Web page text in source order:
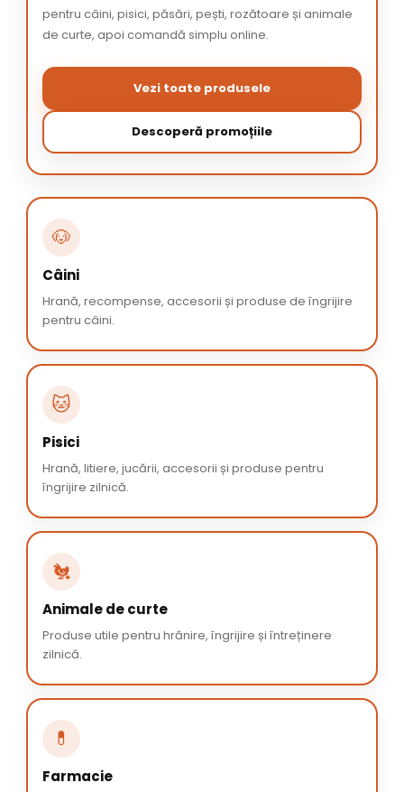
pentru câini, pisici, păsări, pești, rozătoare și animale
de curte, apoi comandă simplu online.
Vezi toate produsele
Descoperă promoțiile
🐶
Câini
Hrană, recompense, accesorii și produse de îngrijire
pentru câini.
🐱
Pisici
Hrană, litiere, jucării, accesorii și produse pentru
îngrijire zilnică.
🐔
Animale de curte
Produse utile pentru hrănire, îngrijire și întreținere
zilnică.
💊
Farmacie